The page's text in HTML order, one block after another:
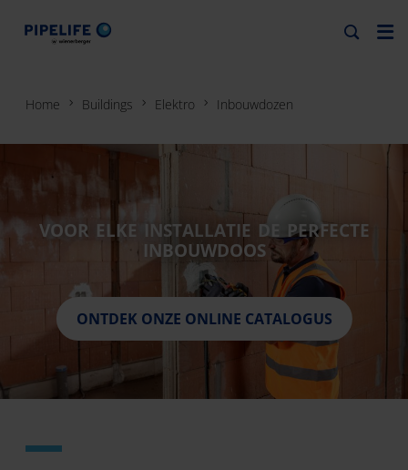
Nieuw in de Pipelife groep: Preflex
Home Buildings Elektro Inbouwdozen
VOOR ELKE INSTALLATIE DE PERFECTE
INBOUWDOOS
ONTDEK ONZE ONLINE CATALOGUS